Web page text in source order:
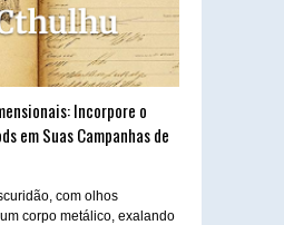
Incorpore o
em Suas Campanhas de
com olhos
corpo metálico, exalando